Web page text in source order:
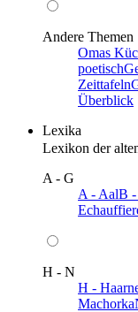
Andere Themen
Omas
poetisch
Zeittafeln
Überblick
Lexika
Lexikon der
A - G
A - AalB -
H - N
H -
Machorka